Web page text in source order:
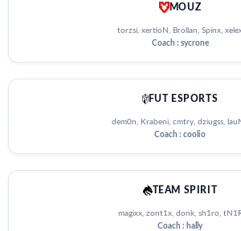
MOUZ
torzsi, xertioN, Brollan, Spinx,
Coach : sycrone
FUT ESPORTS
dem0n, Krabeni, cmtry, dziugss,
Coach : coolio
TEAM SPIRIT
magixx, zont1x, donk, sh1ro,
Coach : hally